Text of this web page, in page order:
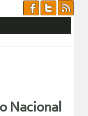
Nacional